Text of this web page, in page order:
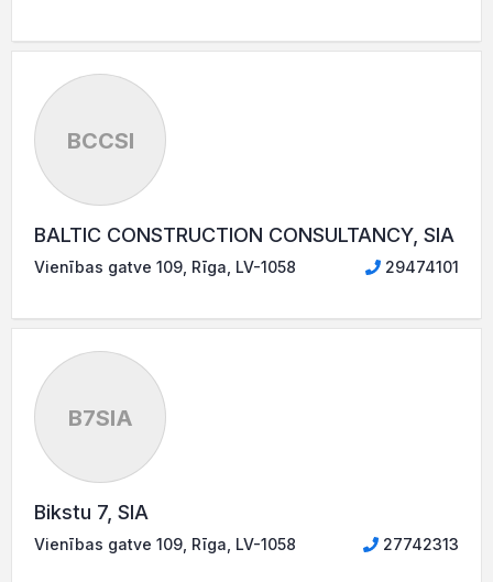
BCCSI
BALTIC CONSTRUCTION CONSULTANCY, SIA
Vienības gatve 109, Rīga, LV-1058 29474101
B7SIA
Bikstu 7, SIA
Vienības gatve 109, Rīga, LV-1058 27742313